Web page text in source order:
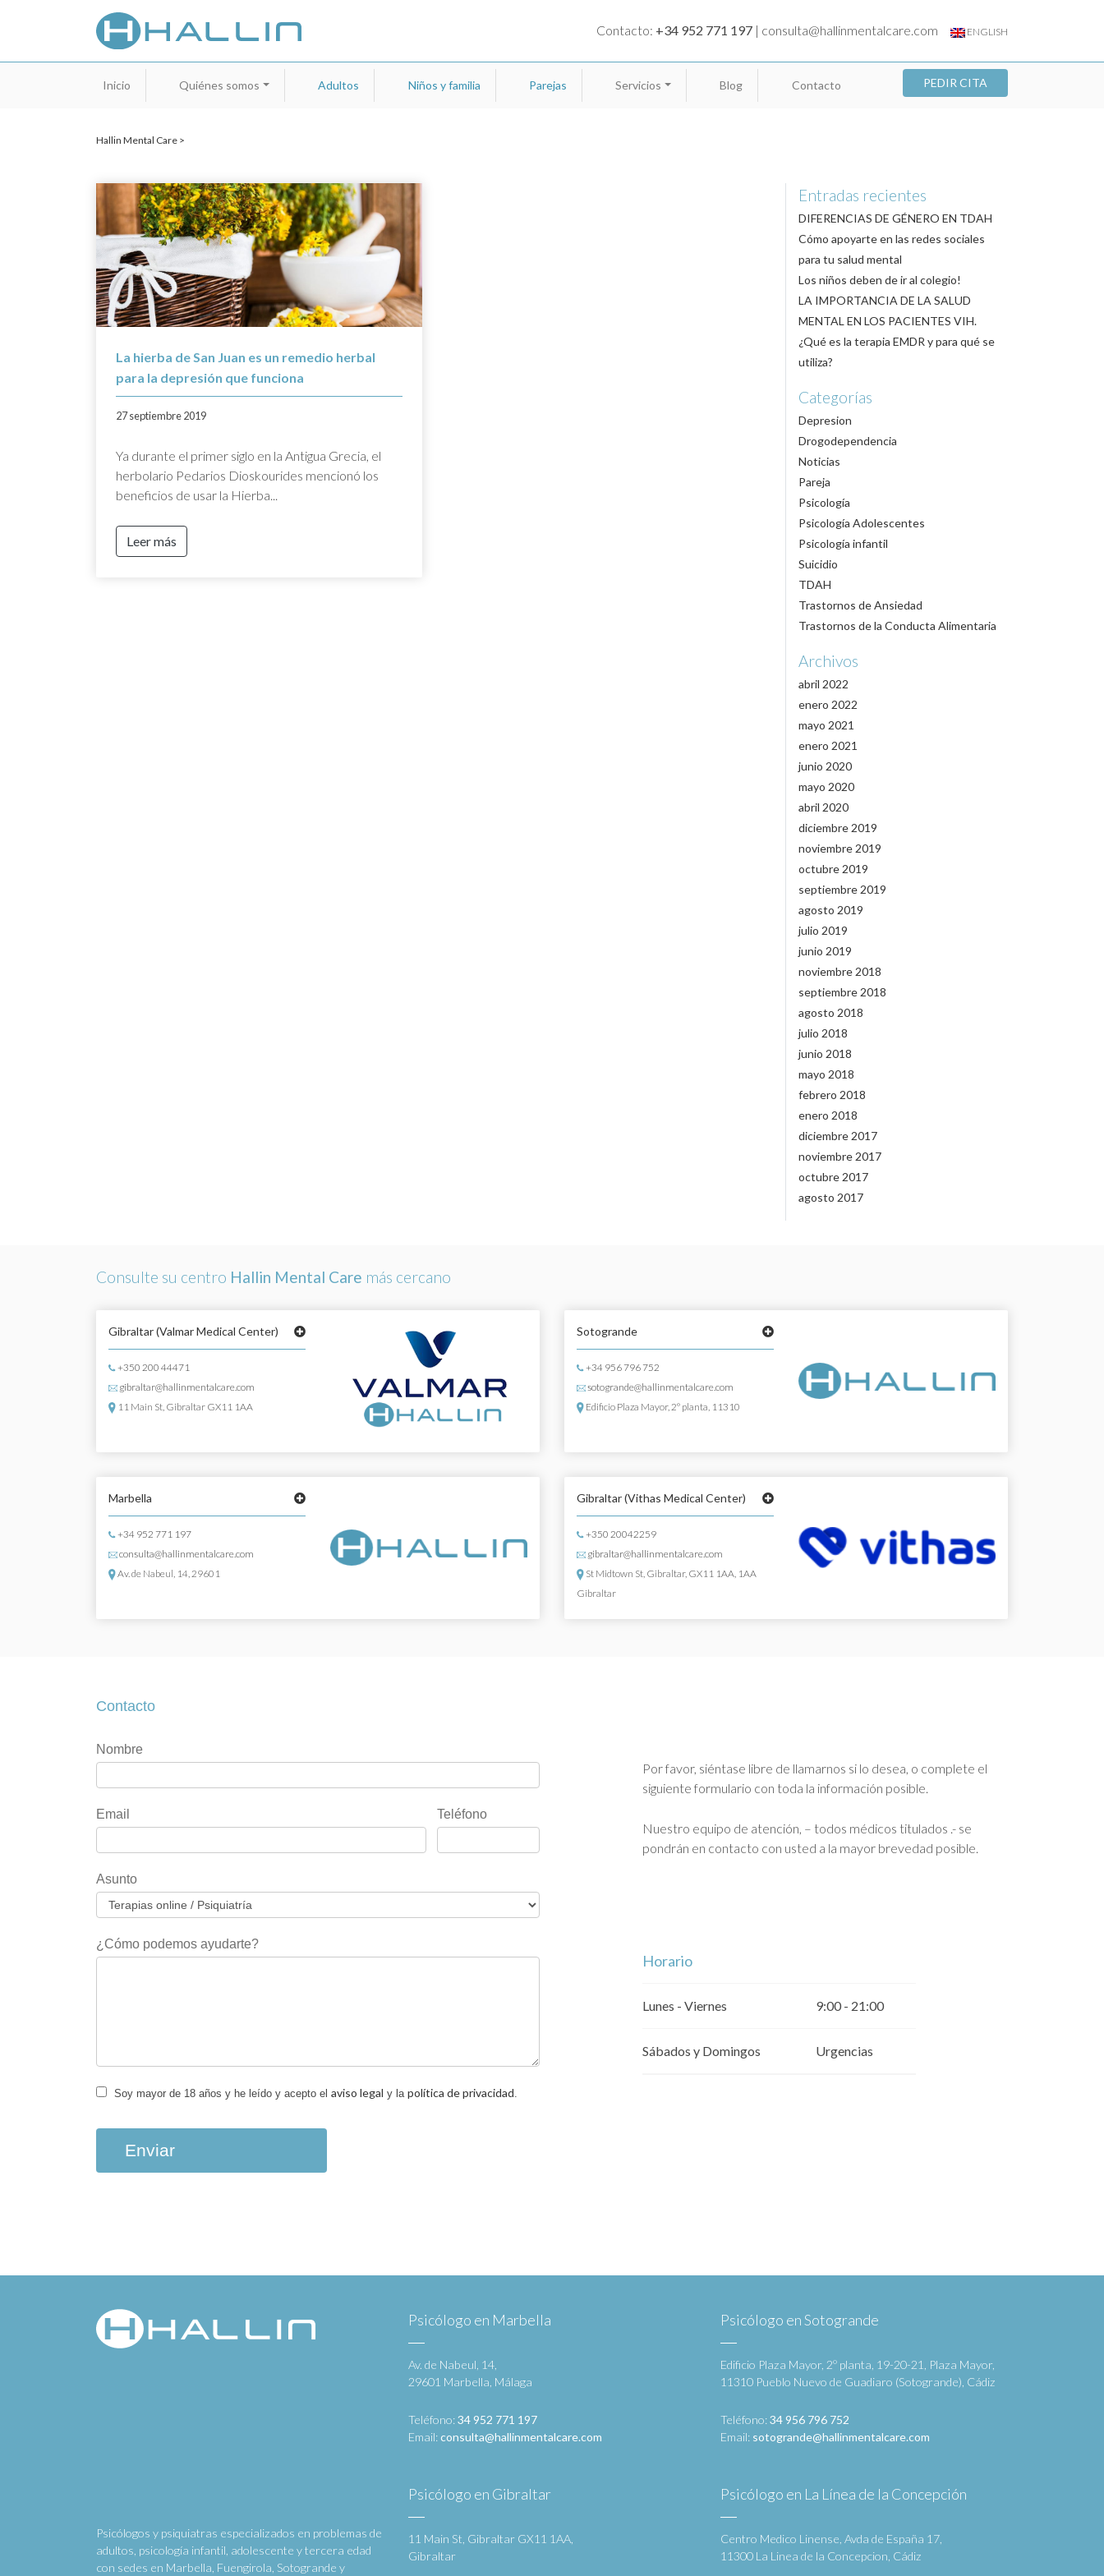
Contacto: +34 952 771 197 | consulta@hallinmentalcare.com ENGLISH
Inicio Quiénes somos Adultos Niños y familia Parejas Servicios Blog Contacto PEDIR CITA
Hallin Mental Care >
La hierba de San Juan es un remedio herbal
para la depresión que funciona
27 septiembre 2019
Ya durante el primer siglo en la Antigua Grecia, el
herbolario Pedarios Dioskourides mencionó los
beneficios de usar la Hierba...
Leer más
Entradas recientes
DIFERENCIAS DE GÉNERO EN TDAH
Cómo apoyarte en las redes sociales
para tu salud mental
Los niños deben de ir al colegio!
LA IMPORTANCIA DE LA SALUD
MENTAL EN LOS PACIENTES VIH.
¿Qué es la terapia EMDR y para qué se
utiliza?
Categorías
Depresion
Drogodependencia
Noticias
Pareja
Psicología
Psicología Adolescentes
Psicología infantil
Suicidio
TDAH
Trastornos de Ansiedad
Trastornos de la Conducta Alimentaria
Archivos
abril 2022
enero 2022
mayo 2021
enero 2021
junio 2020
mayo 2020
abril 2020
diciembre 2019
noviembre 2019
octubre 2019
septiembre 2019
agosto 2019
julio 2019
junio 2019
noviembre 2018
septiembre 2018
agosto 2018
julio 2018
junio 2018
mayo 2018
febrero 2018
enero 2018
diciembre 2017
noviembre 2017
octubre 2017
agosto 2017
Consulte su centro Hallin Mental Care más cercano
Gibraltar(Valmar Medical Center)
+350 200 44471
gibraltar@hallinmentalcare.com
11 Main St, Gibraltar GX11 1AA
Sotogrande
+34 956 796 752
sotogrande@hallinmentalcare.com
Edificio Plaza Mayor, 2º planta, 11310
Marbella
+34 952 771 197
consulta@hallinmentalcare.com
Av. de Nabeul, 14, 29601
Gibraltar(Vithas Medical Center)
+350 20042259
gibraltar@hallinmentalcare.com
St Midtown St, Gibraltar, GX11 1AA, 1AA
Gibraltar
Contacto
Contacto
Si
eres
humano,
deja
este
blanco.
Nombre
Email Teléfono
Asunto
¿Cómo podemos ayudarte?
Soy mayor de 18 años y he leído y acepto el aviso legal y la política de privacidad
Enviar
Por favor, siéntase libre de llamarnos si lo desea, o complete el
siguiente formulario con toda la información posible.
Nuestro equipo de atención, – todos médicos titulados .- se
pondrán en contacto con usted a la mayor brevedad posible.
Horario
Lunes - Viernes 9:00 - 21:00
Sábados y Domingos Urgencias
Psicólogos y psiquiatras especializados en problemas de
adultos, psicología infantil, adolescente y tercera edad
con sedes en Marbella, Fuengirola, Sotogrande y
Psicólogo en Marbella
Av. de Nabeul, 14,
29601 Marbella, Málaga
Teléfono:34 952 771 197
Email:consulta@hallinmentalcare.com
Psicólogo en Gibraltar
11 Main St, Gibraltar GX11 1AA,
Gibraltar
Psicólogo en Sotogrande
Edificio Plaza Mayor, 2º planta, 19-20-21, Plaza Mayor,
11310 Pueblo Nuevo de Guadiaro (Sotogrande), Cádiz
Teléfono:34 956 796 752
Email: sotogrande@hallinmentalcare.com
Psicólogo en La Línea de la Concepción
Centro Medico Linense, Avda de España 17,
11300 La Linea de la Concepcion, Cádiz